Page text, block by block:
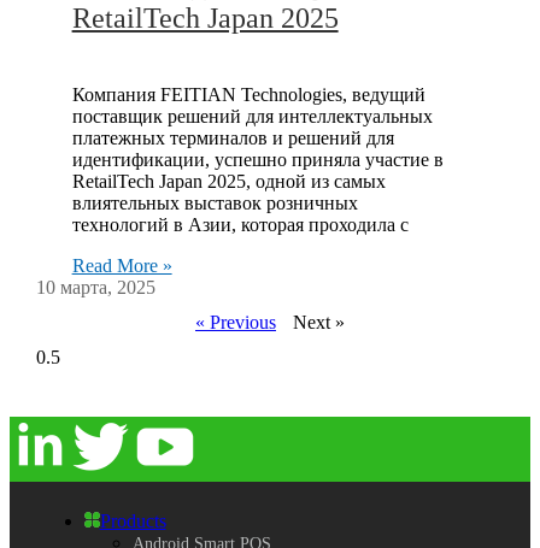
RetailTech Japan 2025
Компания FEITIAN Technologies, ведущий
поставщик решений для интеллектуальных
платежных терминалов и решений для
идентификации, успешно приняла участие в
RetailTech Japan 2025, одной из самых
влиятельных выставок розничных
технологий в Азии, которая проходила с
Read More »
10 марта, 2025
« Previous
Next »
Products
Android Smart POS